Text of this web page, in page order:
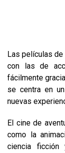
Las películas de
con las de
fácilmente
se centra en
nuevas
El cine de
como la
ciencia